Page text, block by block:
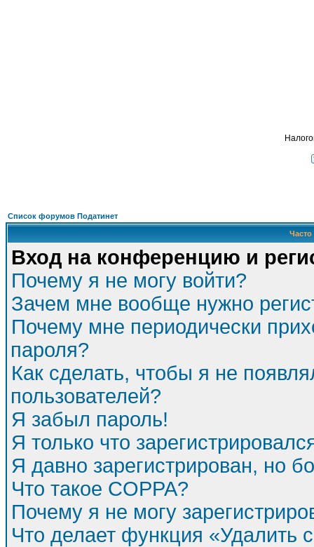
Список форумов Податинет
Вход на конференцию и
Почему я не могу войти?
Зачем мне вообще нужно
Почему мне периодически
пароля?
Как сделать, чтобы я не
пользователей?
Я забыл пароль!
Я только что
Я давно зарегистрирован, но
Что такое COPPA?
Почему я не могу
Что делает функция «Удалить